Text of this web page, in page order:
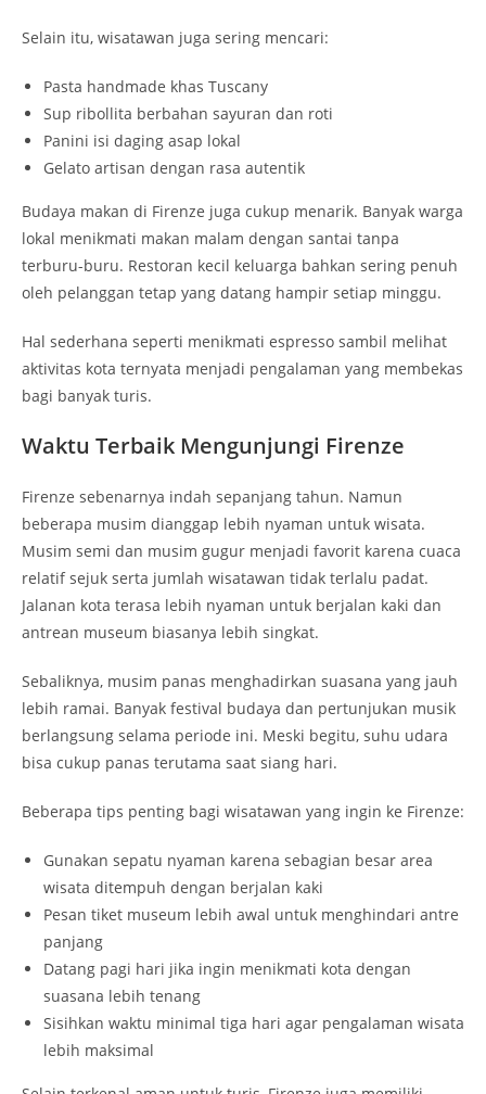
Selain itu, wisatawan juga sering mencari:
Pasta handmade khas Tuscany
Sup ribollita berbahan sayuran dan roti
Panini isi daging asap lokal
Gelato artisan dengan rasa autentik
Budaya makan di Firenze juga cukup menarik. Banyak warga
lokal menikmati makan malam dengan santai tanpa
terburu-buru. Restoran kecil keluarga bahkan sering penuh
oleh pelanggan tetap yang datang hampir setiap minggu.
Hal sederhana seperti menikmati espresso sambil melihat
aktivitas kota ternyata menjadi pengalaman yang membekas
bagi banyak turis.
Waktu Terbaik Mengunjungi Firenze
Firenze sebenarnya indah sepanjang tahun. Namun
beberapa musim dianggap lebih nyaman untuk wisata.
Musim semi dan musim gugur menjadi favorit karena cuaca
relatif sejuk serta jumlah wisatawan tidak terlalu padat.
Jalanan kota terasa lebih nyaman untuk berjalan kaki dan
antrean museum biasanya lebih singkat.
Sebaliknya, musim panas menghadirkan suasana yang jauh
lebih ramai. Banyak festival budaya dan pertunjukan musik
berlangsung selama periode ini. Meski begitu, suhu udara
bisa cukup panas terutama saat siang hari.
Beberapa tips penting bagi wisatawan yang ingin ke Firenze:
Gunakan sepatu nyaman karena sebagian besar area
wisata ditempuh dengan berjalan kaki
Pesan tiket museum lebih awal untuk menghindari antre
panjang
Datang pagi hari jika ingin menikmati kota dengan
suasana lebih tenang
Sisihkan waktu minimal tiga hari agar pengalaman wisata
lebih maksimal